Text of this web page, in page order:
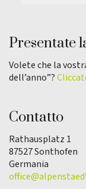
Presentate
Volete che la
dell’anno”?
Contatto
Rathausplatz 1
87527 Sonthofen
Germania